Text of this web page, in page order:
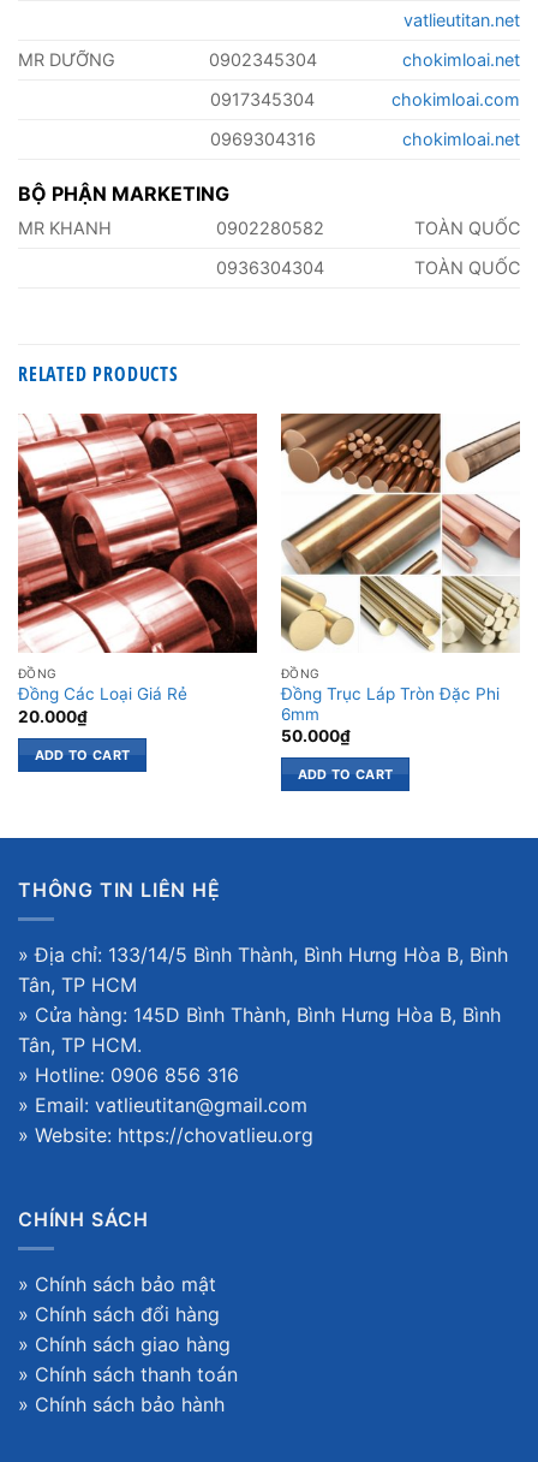
vatlieutitan.net
MR DƯỠNG
0902345304
chokimloai.net
0917345304
chokimloai.com
0969304316
chokimloai.net
BỘ PHẬN MARKETING
MR KHANH 0902280582
TOÀN QUỐC
0936304304
TOÀN QUỐC
RELATED PRODUCTS
ĐỒNG
Đồng Các Loại Giá Rẻ
20.000₫
ADD TO CART
ĐỒNG
Đồng Trục Láp Tròn Đặc Phi
6mm
50.000₫
ADD TO CART
THÔNG TIN LIÊN HỆ
» Địa chỉ: 133/14/5 Bình Thành, Bình Hưng Hòa B, Bình
Tân, TP HCM
» Cửa hàng: 145D Bình Thành, Bình Hưng Hòa B, Bình
Tân, TP HCM.
» Hotline: 0906 856 316
» Email: vatlieutitan@gmail.com
» Website: https://chovatlieu.org
CHÍNH SÁCH
» Chính sách bảo mật
» Chính sách đổi hàng
» Chính sách giao hàng
» Chính sách thanh toán
» Chính sách bảo hành